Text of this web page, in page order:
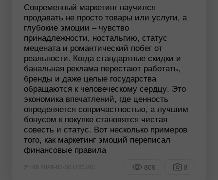
Современный маркетинг научился
продавать не просто товары или услуги, а
глубокие эмоции – чувство
принадлежности, ностальгию, статус
мецената и романтический побег от
реальности. Когда стандартные скидки и
банальная реклама перестают работать,
бренды и даже целые государства
обращаются к человеческому сердцу. Это
экономика впечатлений, где ценность
определяется сопричастностью, а лучшим
бонусом к покупке становятся чистая
совесть и статус. Вот несколько примеров
того, как маркетинг эмоций переписал
финансовые правила
21:48 2026-07-30 UTC+00 809 8